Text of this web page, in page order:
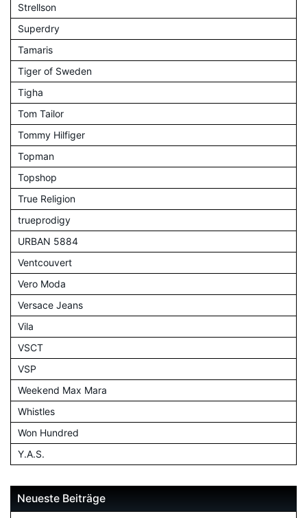
Strellson
Superdry
Tamaris
Tiger of Sweden
Tigha
Tom Tailor
Tommy Hilfiger
Topman
Topshop
True Religion
trueprodigy
URBAN 5884
Ventcouvert
Vero Moda
Versace Jeans
Vila
VSCT
VSP
Weekend Max Mara
Whistles
Won Hundred
Y.A.S.
Neueste Beiträge